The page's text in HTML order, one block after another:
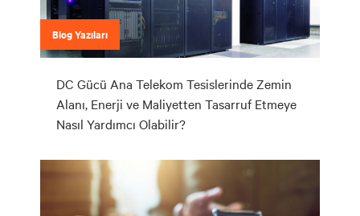
Blog Yazıları
DC Gücü Ana Telekom Tesislerinde Zemin
Alanı, Enerji ve Maliyetten Tasarruf Etmeye
Nasıl Yardımcı Olabilir?